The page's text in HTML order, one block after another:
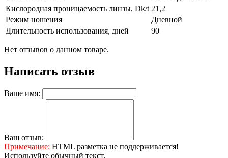
Кислородная проницаемость линзы, Dk/t 21,2
Режим ношения
Дневной
Длительность использования, дней
90
Нет отзывов о данном товаре.
Написать отзыв
Ваше имя:
Ваш отзыв:
Примечание: HTML разметка не поддерживается!
Используйте обычный текст.